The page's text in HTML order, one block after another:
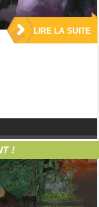
LIRE LA SUITE
!